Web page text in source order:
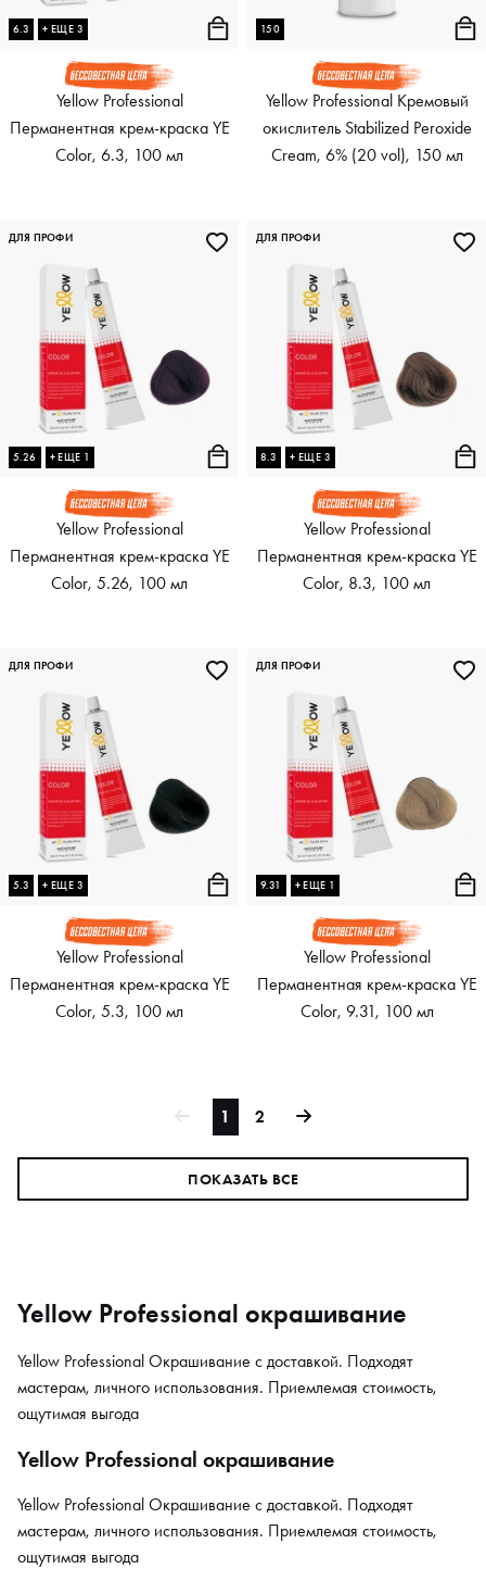
6.3 + ЕЩЕ 3
Yellow Professional
Перманентная крем-краска YE
Color, 6.3, 100 мл
150
Yellow Professional Кремовый
окислитель Stabilized Peroxide
Cream, 6% (20 vol), 150 мл
5.26 + ЕЩЕ 1
Yellow Professional
Перманентная крем-краска YE
Color, 5.26, 100 мл
ДЛЯ ПРОФИ
8.3 + ЕЩЕ 3
Yellow Professional
Перманентная крем-краска YE
Color, 8.3, 100 мл
ДЛЯ ПРОФИ
5.3 + ЕЩЕ 3
Yellow Professional
Перманентная крем-краска YE
Color, 5.3, 100 мл
ДЛЯ ПРОФИ
9.31 + ЕЩЕ 1
Yellow Professional
Перманентная крем-краска YE
Color, 9.31, 100 мл
ДЛЯ ПРОФИ
1 2
ПОКАЗАТЬ ВСЕ
Yellow Professional окрашивание
Yellow Professional Окрашивание с доставкой. Подходят
мастерам, личного использования. Приемлемая стоимость,
ощутимая выгода
Yellow Professional окрашивание
Yellow Professional Окрашивание с доставкой. Подходят
мастерам, личного использования. Приемлемая стоимость,
ощутимая выгода